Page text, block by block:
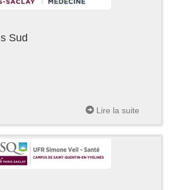
Sud
Lire la suite